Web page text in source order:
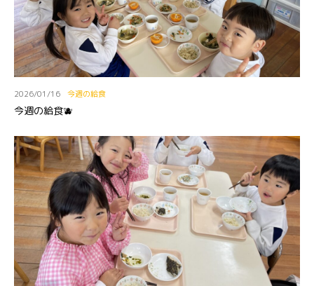
2026/01/16 今週の給食
今週の給食🫐